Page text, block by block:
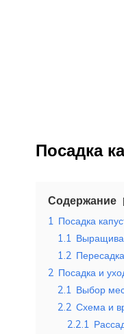
Посадка
Содержание
1 Посадка
1.1
1.2
2 Посадка и
2.1 Выбор
2.2 Схема и
2.2.1